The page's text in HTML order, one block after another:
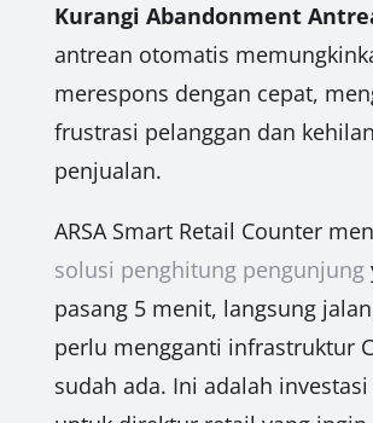
Kurangi Abandonment
antrean otomatis
merespons dengan cepat,
frustrasi pelanggan dan
penjualan.
ARSA Smart Retail Counter
solusi penghitung pengunjung
pasang 5 menit, langsung
perlu mengganti infrastruktur
sudah ada. Ini adalah investasi